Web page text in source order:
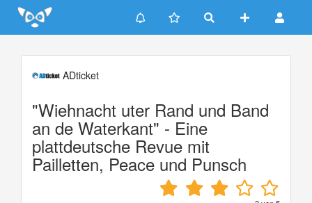
Update cookies preferences
ADticket
"Wiehnacht uter Rand und Band
an de Waterkant" - Eine
plattdeutsche Revue mit
Pailletten, Peace und Punsch